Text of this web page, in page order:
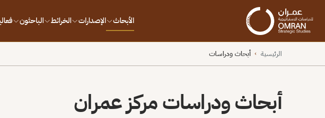
الأبحاث الإصدارات الخرائط الباحثون
الرئيسية › أبحاث ودراسات
أبحاث ودراسات مركز عمران